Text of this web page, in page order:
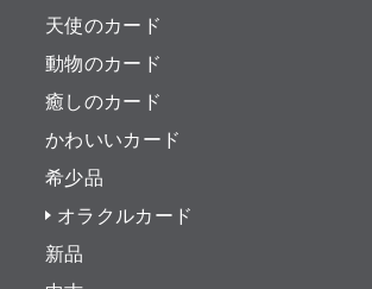
天使のカード
動物のカード
癒しのカード
かわいいカード
希少品
オラクルカード
新品